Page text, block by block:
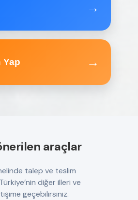
→
Yap →
araçlar
talep ve teslim
diğer illeri ve
geçebilirsiniz.